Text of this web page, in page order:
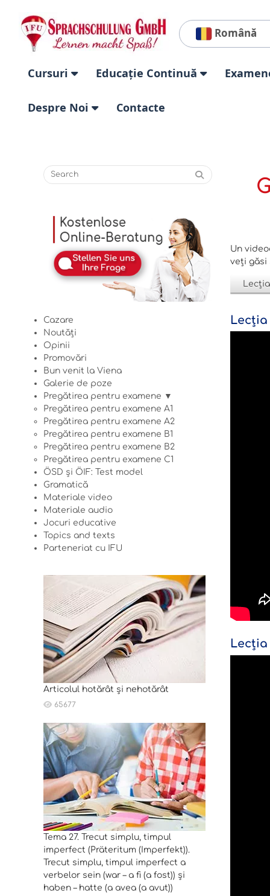
Română
Cursuri Educație Continuă
Despre Noi Contacte
Cazare
Noutăți
Opinii
Promovări
Bun venit la Viena
Galerie de poze
Pregătirea pentru examene ▼
Pregătirea pentru examene A1
Pregătirea pentru examene A2
Pregătirea pentru examene B1
Pregătirea pentru examene B2
Pregătirea pentru examene C1
ÖSD și ÖIF: Test model
Gramatică
Materiale video
Materiale audio
Jocuri educative
Topics and texts
Parteneriat cu IFU
Articolul hotărât și nehotărât
65677
Tema 27. Trecut simplu, timpul
imperfect (Präteritum (Imperfekt)).
Trecut simplu, timpul imperfect a
verbelor sein (war – a fi (a fost)) și
haben – hatte (a avea (a avut))
Un
veți găsi
Lecția
Lecția
Lecția